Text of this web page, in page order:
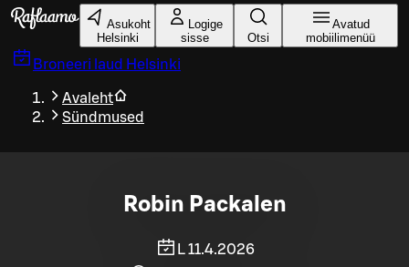
Liigu peamise sisu juurde
Asukoht
Helsinki
Logige
sisse
Otsi
Avatud
mobiilimenüü
Broneeri laud Helsinki
Avaleht
Sündmused
Robin Packalen
L 11.4.2026